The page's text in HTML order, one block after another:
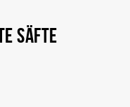
SÄFTE